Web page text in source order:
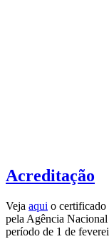
Acreditação
Veja aqui o certificado
pela Agência
período de 1 de